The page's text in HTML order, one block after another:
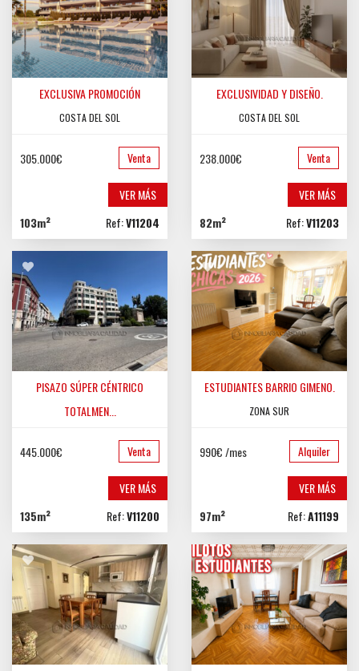
EXCLUSIVA PROMOCIÓN
COSTA DEL SOL
305.000€ Venta
VER MÁS
103m²
Ref:V11204
EXCLUSIVIDAD Y DISEÑO.
COSTA DEL SOL
238.000€ Venta
VER MÁS
82m²
Ref:V11203
PISAZO SÚPER CÉNTRICO
TOTALMEN...
445.000€ Venta
VER MÁS
135m²
Ref:V11200
ESTUDIANTES BARRIO GIMENO.
ZONA SUR
990€ /mes Alquiler
VER MÁS
97m²
Ref:A11199